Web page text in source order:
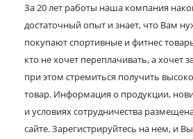
За 20 лет работы наша компания
достаточный опыт и знает, что Вам
покупают спортивные и фитнес
кто не хочет переплачивать, а хочет
при этом стремиться получить
товар. Информация о продукции,
и условиях сотрудничества
сайте. Зарегистрируйтесь на нем, и